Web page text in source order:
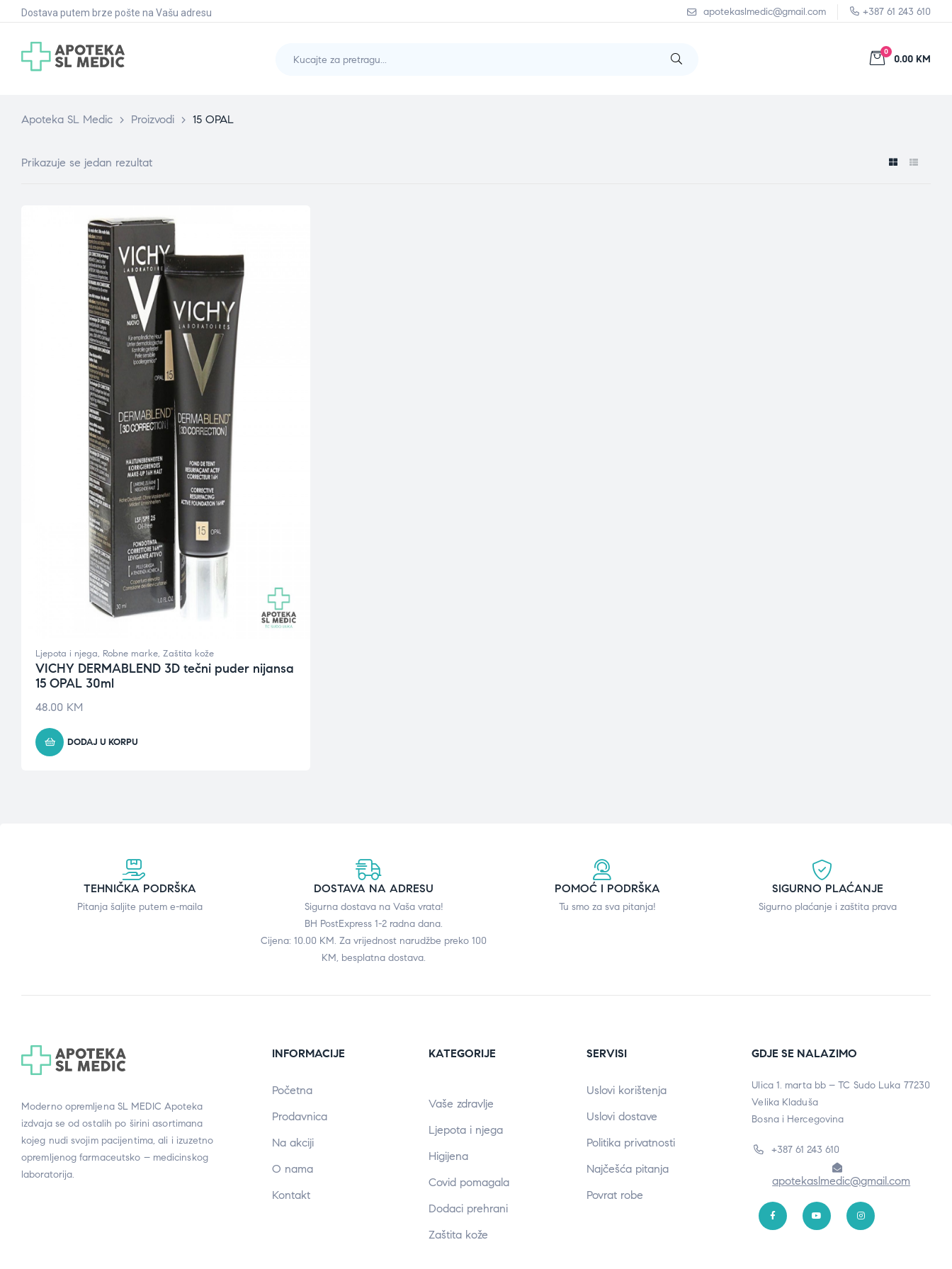
Dostava putem brze pošte na Vašu adresu apotekaslmedic@gmail.com +387 61 243 610
0
0.00 KM
Apoteka SL Medic > Proizvodi > 15 OPAL
Prikazuje se jedan rezultat
Ljepota i njega, Robne marke, Zaštita kože
VICHY DERMABLEND 3D tečni puder nijansa
15 OPAL 30ml
48.00 KM
DODAJ U KORPU
TEHNIČKA PODRŠKA
Pitanja šaljite putem e-maila
DOSTAVA NA ADRESU
Sigurna dostava na Vaša vrata!
BH PostExpress 1-2 radna dana.
Cijena: 10.00 KM. Za vrijednost narudžbe preko 100
KM, besplatna dostava.
POMOĆ I PODRŠKA
Tu smo za sva pitanja!
SIGURNO PLAĆANJE
Sigurno plaćanje i zaštita prava
Moderno opremljena SL MEDIC Apoteka
izdvaja se od ostalih po širini asortimana
kojeg nudi svojim pacijentima, ali i izuzetno
opremljenog farmaceutsko – medicinskog
laboratorija.
INFORMACIJE
Početna
Prodavnica
Na akciji
O nama
Kontakt
KATEGORIJE
Vaše zdravlje
Ljepota i njega
Higijena
Covid pomagala
Dodaci prehrani
Zaštita kože
SERVISI
Uslovi korištenja
Uslovi dostave
Politika privatnosti
Najčešća pitanja
Povrat robe
GDJE SE NALAZIMO
Ulica 1. marta bb – TC Sudo Luka 77230
Velika Kladuša
Bosna i Hercegovina
+387 61 243 610
apotekaslmedic@gmail.com